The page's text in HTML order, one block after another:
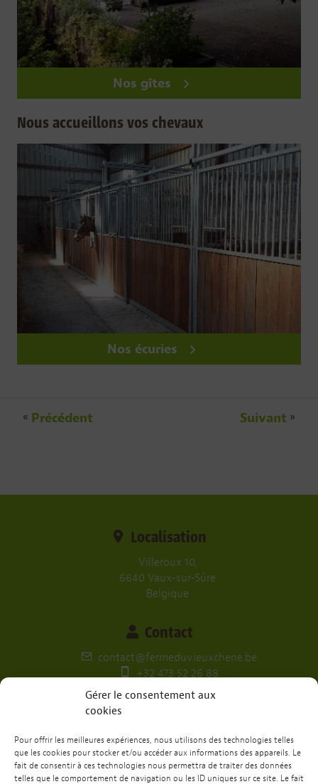
Gérer le consentement aux
cookies
Pour offrir les meilleures expériences, nous utilisons des technologies telles
que les cookies pour stocker et/ou accéder aux informations des appareils. Le
fait de consentir à ces technologies nous permettra de traiter des données
telles que le comportement de navigation ou les ID uniques sur ce site. Le fait
Nos gîtes
Nous accueillons vos chevaux
Nos écuries
« Précédent Suivant »
Localisation
Villeroux 10,
6640 Vaux-sur-Sûre
Belgique
Contact
contact@fermeduvieuxchene.be
+32 473 52 26 88
Envie de passer un week-end ou une